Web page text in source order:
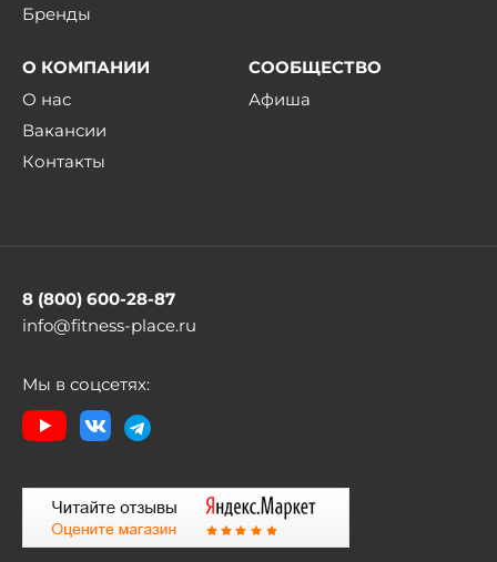
Бренды
О КОМПАНИИ
О нас
Вакансии
Контакты
СООБЩЕСТВО
Афиша
8 (800) 600-28-87
info@fitness-place.ru
Мы в соцсетях: